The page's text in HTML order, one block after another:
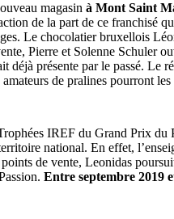
magasin à Mont Saint
de la part de ce franchisé
Le chocolatier bruxellois
Pierre et Solenne Schuler
présente par le passé. Le
amateurs de pralines pourront
IREF du Grand Prix du
national. En effet,
de vente, Leonidas
Entre septembre 2019